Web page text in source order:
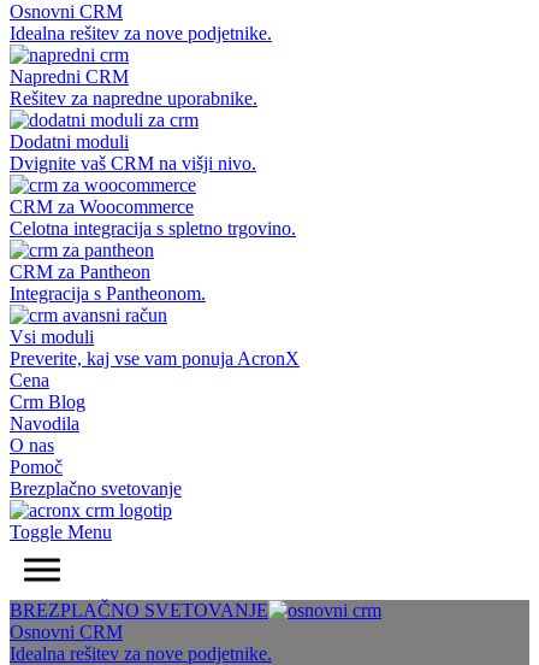
Osnovni CRM
Idealna rešitev za nove podjetnike.
Napredni CRM
Rešitev za napredne uporabnike.
Dodatni moduli
Dvignite vaš CRM na višji nivo.
CRM za Woocommerce
Celotna integracija s spletno trgovino.
CRM za Pantheon
Integracija s Pantheonom.
Vsi moduli
Preverite, kaj vse vam ponuja AcronX
Cena
Crm Blog
Navodila
O nas
Pomoč
Brezplačno svetovanje
Toggle Menu
BREZPLAČNO SVETOVANJE
Osnovni CRM
Idealna rešitev za nove podjetnike.